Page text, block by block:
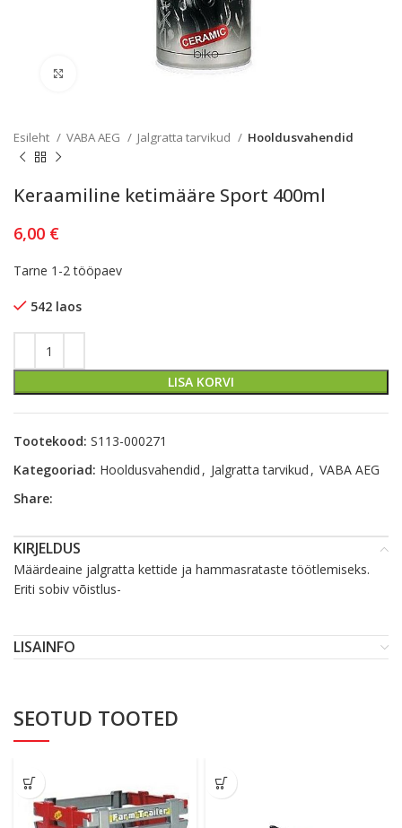
Kliki lülitamiseks
Esileht VABA AEG Jalgratta tarvikud Hooldusvahendid
Keraamiline ketimääre Sport 400ml
6,00 €
Tarne 1-2 tööpaev
542 laos
LISA KORVI
Tootekood: S113-000271
Kategooriad: Hooldusvahendid , Jalgratta tarvikud , VABA AEG
Share:
KIRJELDUS
Määrdeaine jalgratta kettide ja hammasrataste töötlemiseks.
Eriti sobiv võistlus-
LISAINFO
SEOTUD TOOTED